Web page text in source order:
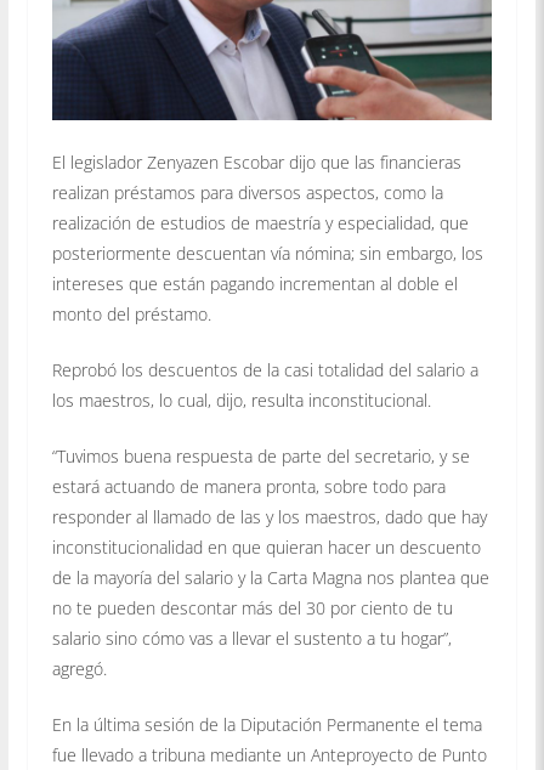
El legislador Zenyazen Escobar dijo que las financieras
realizan préstamos para diversos aspectos, como la
realización de estudios de maestría y especialidad, que
posteriormente descuentan vía nómina; sin embargo, los
intereses que están pagando incrementan al doble el
monto del préstamo.
Reprobó los descuentos de la casi totalidad del salario a
los maestros, lo cual, dijo, resulta inconstitucional.
“Tuvimos buena respuesta de parte del secretario, y se
estará actuando de manera pronta, sobre todo para
responder al llamado de las y los maestros, dado que hay
inconstitucionalidad en que quieran hacer un descuento
de la mayoría del salario y la Carta Magna nos plantea que
no te pueden descontar más del 30 por ciento de tu
salario sino cómo vas a llevar el sustento a tu hogar”,
agregó.
En la última sesión de la Diputación Permanente el tema
fue llevado a tribuna mediante un Anteproyecto de Punto